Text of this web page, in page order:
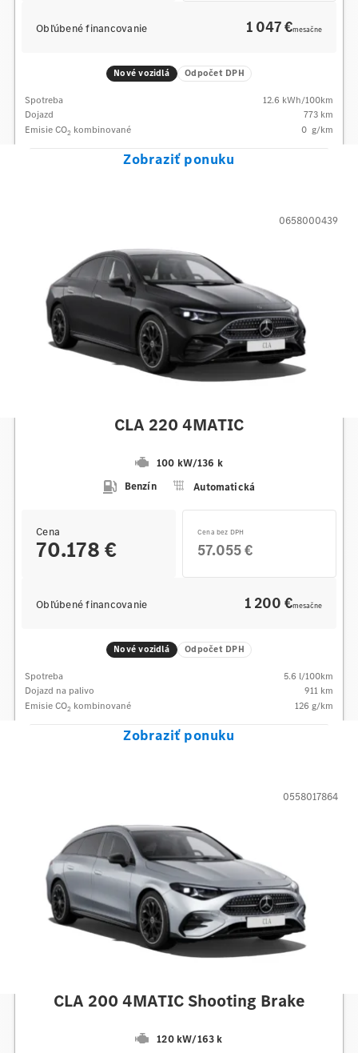
Obľúbené financovanie 1 047 €mesačne
Nové vozidlá Odpočet DPH
Spotreba 12.6 kWh/100km
Dojazd
773 km
Emisie CO2 kombinované 0 g/km
Zobraziť ponuku
CLA 220 4MATIC
100 kW/136 k
Benzín
Automatická
0658000439
Cena
70.178 €
Cena bez DPH
57.055 €
Obľúbené financovanie 1 200 €mesačne
Nové vozidlá Odpočet DPH
Spotreba 5.6 l/100km
Dojazd na palivo
911 km
Emisie CO2 kombinované 126 g/km
Zobraziť ponuku
CLA 200 4MATIC Shooting Brake
120 kW/163 k
0558017864